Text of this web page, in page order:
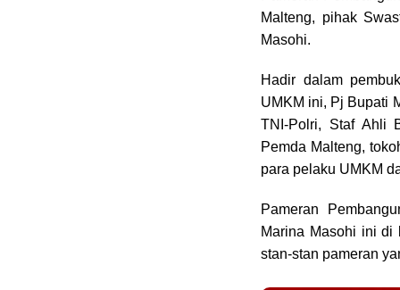
Malteng, pihak
Masohi.
Hadir dalam
UMKM ini, Pj Bupati
TNI-Polri, Staf Ahli
Pemda Malteng,
para pelaku UMKM
Pameran
Marina Masohi ini di
stan-stan pameran